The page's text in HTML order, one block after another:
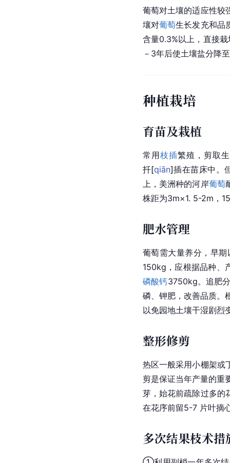
葡萄对土壤的适应性较
壤对葡萄生长发充和品
含量0.3%以上，直接
－3年后使土壤盐分降
种植栽培
育苗及栽植
常用枝插繁殖，剪取
扦[qiān]插在苗床中。
上， 美洲种的河岸葡萄
株距为3m×1. 5-2m，
肥水管理
葡萄需大量养分，早
150kg，应根据品种、
磷酸钙3750kg。追肥
磷、钾肥，改善品质。
以免园地土壤干湿剧烈
整形修剪
热区一般采用小棚架或
剪是保证当年产量的重
芽，始花前疏除过多的
在花序前留5-7 片叶摘
多次结果枝术措